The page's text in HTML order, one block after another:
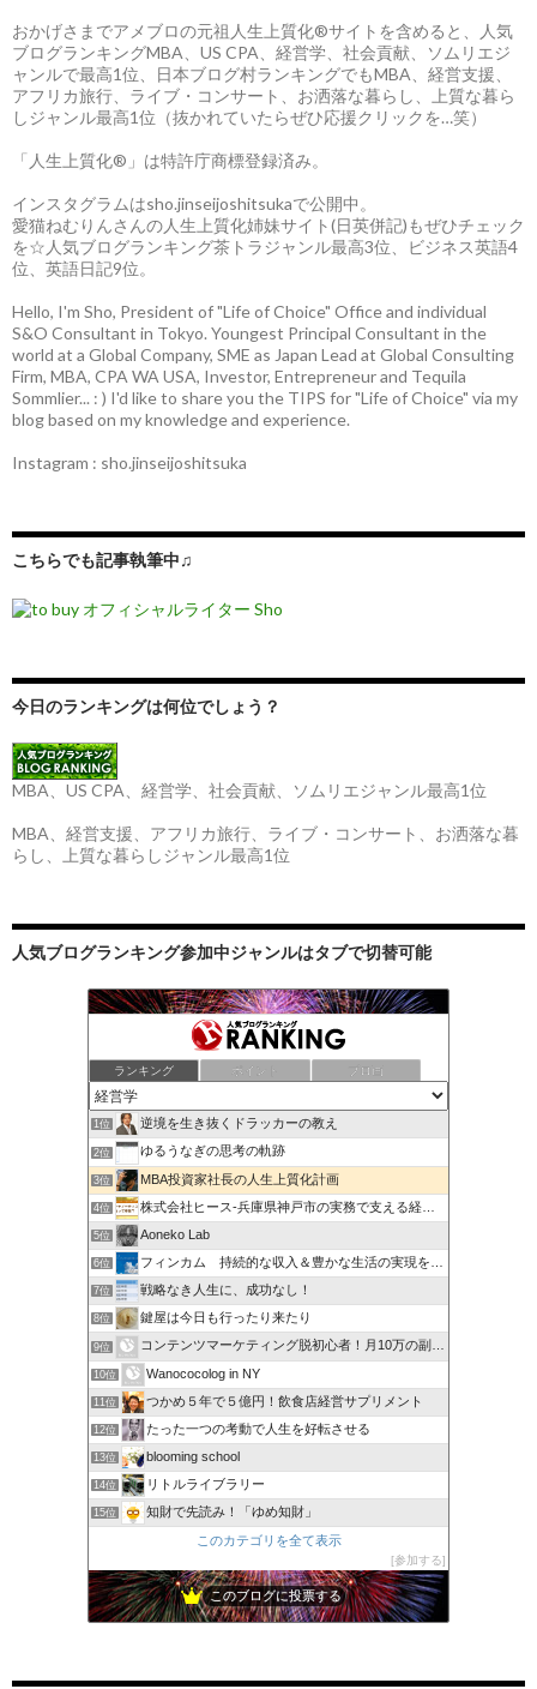
おかげさまでアメブロの元祖人生上質化®サイトを含めると、人気
ブログランキングMBA、US CPA、経営学、社会貢献、ソムリエジ
ャンルで最高1位、日本ブログ村ランキングでもMBA、経営支援、
アフリカ旅行、ライブ・コンサート、お洒落な暮らし、上質な暮ら
しジャンル最高1位（抜かれていたらぜひ応援クリックを…笑）
「人生上質化®」は特許庁商標登録済み。
インスタグラムはsho.jinseijoshitsukaで公開中。
愛猫ねむりんさんの人生上質化姉妹サイト(日英併記)もぜひチェック
を☆人気ブログランキング茶トラジャンル最高3位、ビジネス英語4
位、英語日記9位。
Hello, I'm Sho, President of "Life of Choice" Office and individual
S&O Consultant in Tokyo. Youngest Principal Consultant in the
world at a Global Company, SME as Japan Lead at Global Consulting
Firm, MBA, CPA WA USA, Investor, Entrepreneur and Tequila
Sommlier... : ) I'd like to share you the TIPS for "Life of Choice" via my
blog based on my knowledge and experience.
Instagram : sho.jinseijoshitsuka
こちらでも記事執筆中♫
今日のランキングは何位でしょう？
MBA、US CPA、経営学、社会貢献、ソムリエジャンル最高1位
MBA、経営支援、アフリカ旅行、ライブ・コンサート、お洒落な暮
らし、上質な暮らしジャンル最高1位
人気ブログランキング参加中ジャンルはタブで切替可能
ランキング ポイント ブロ画
1位 逆境を生き抜くドラッカーの教え
2位 ゆるうなぎの思考の軌跡
3位 MBA投資家社長の人生上質化計画
4位 株式会社ヒース-兵庫県神戸市の実務で支える経営サポート企業
5位 Aoneko Lab
6位 フィンカム 持続的な収入＆豊かな生活の実現を目指すブログ
7位 戦略なき人生に、成功なし！
8位 鍵屋は今日も行ったり来たり
9位 コンテンツマーケティング脱初心者！月10万の副収入
10位 Wanococolog in NY
11位 つかめ５年で５億円！飲食店経営サプリメント
12位 たった一つの考動で人生を好転させる
13位 blooming school
14位 リトルライブラリー
15位
知財で先読み！「ゆめ知財」
このカテゴリを全て表示
参加する
このブログに投票する